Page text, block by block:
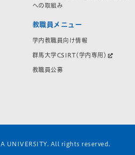
への取組み
教職員メニュー
学内教職員向け情報
群馬大学CSIRT(学内専用)
教職員公募
UNIVERSITY. All rights reserved.